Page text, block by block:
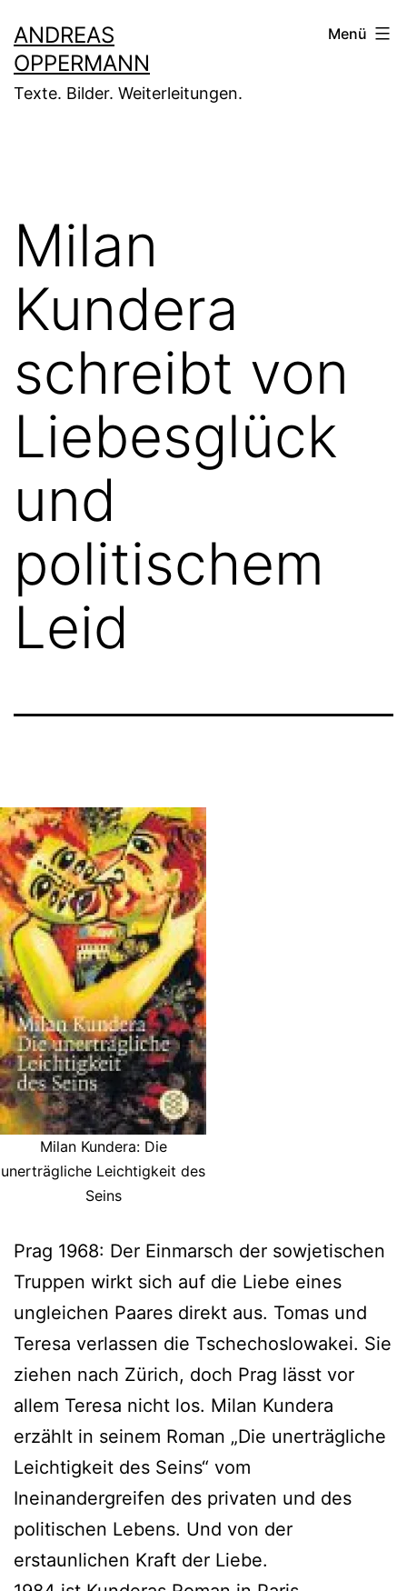
Inhalt
springen
ANDREAS
OPPERMANN
Texte. Bilder. Weiterleitungen.
Menü
Milan
Kundera
schreibt von
Liebesglück
und
politischem
Leid
Milan Kundera: Die
unerträgliche Leichtigkeit des
Seins
Prag 1968: Der Einmarsch der sowjetischen
Truppen wirkt sich auf die Liebe eines
ungleichen Paares direkt aus. Tomas und
Teresa verlassen die Tschechoslowakei. Sie
ziehen nach Zürich, doch Prag lässt vor
allem Teresa nicht los. Milan Kundera
erzählt in seinem Roman „Die unerträgliche
Leichtigkeit des Seins“ vom
Ineinandergreifen des privaten und des
politischen Lebens. Und von der
erstaunlichen Kraft der Liebe.